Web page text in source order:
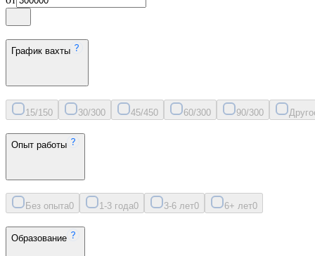
График вахты
15/150 30/300 45/450 60/300 90/300
Опыт работы
Без опыта0 1-3 года0 3-6 лет0 6+ лет0
Образование